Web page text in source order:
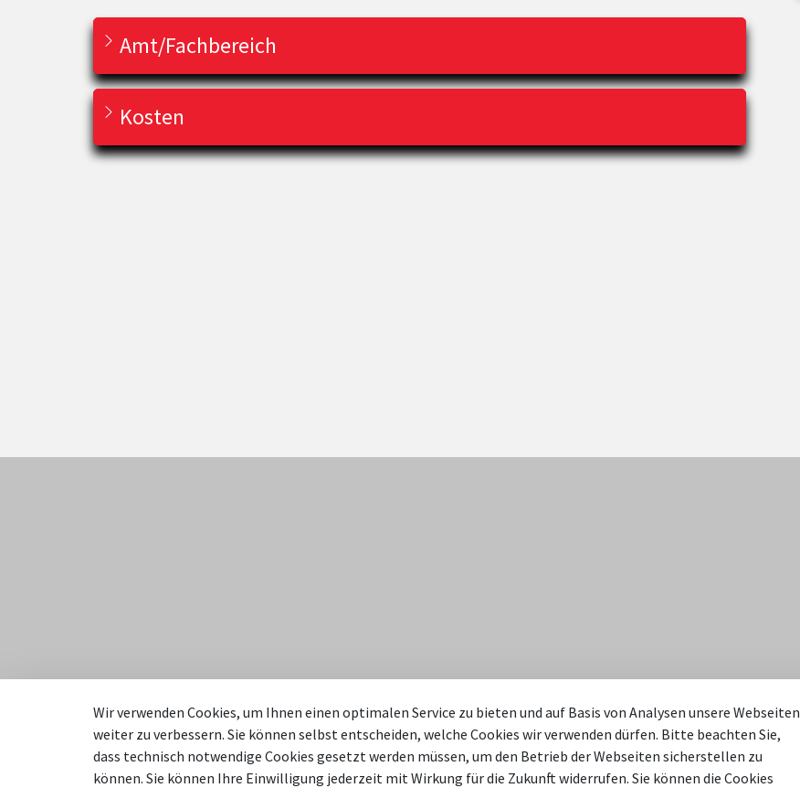
Amt/Fachbereich
Kosten
Anschrift
Stadt Sendenhorst
Kirchstraße 1
Kontakt
Telefon: 02526 303-0
Telefax: 02526 303-100
Häufig gesucht
Mach Mit!
Sendenhorst.de
Wir verwenden Cookies, um Ihnen einen optimalen Service zu bieten und auf Basis von Analysen unsere Webseiten
weiter zu verbessern. Sie können selbst entscheiden, welche Cookies wir verwenden dürfen. Bitte beachten Sie,
dass technisch notwendige Cookies gesetzt werden müssen, um den Betrieb der Webseiten sicherstellen zu
können. Sie können Ihre Einwilligung jederzeit mit Wirkung für die Zukunft widerrufen. Sie können die Cookies